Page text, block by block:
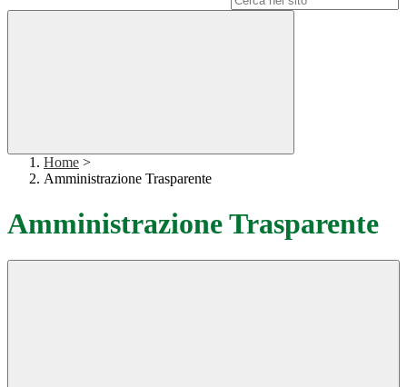
Home >
Amministrazione Trasparente
Amministrazione Trasparente